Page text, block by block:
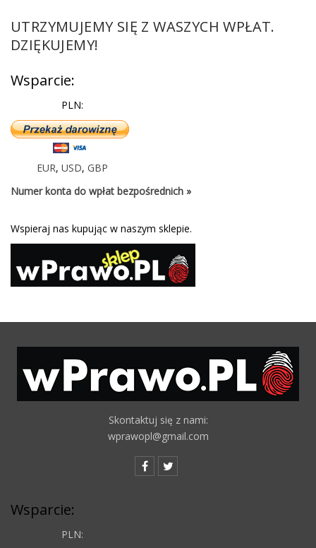
UTRZYMUJEMY SIĘ Z WASZYCH WPŁAT.
DZIĘKUJEMY!
Wsparcie:
PLN:
EUR, USD, GBP
Numer konta do wpłat bezpośrednich »
Wspieraj nas kupując w naszym sklepie.
Skontaktuj się z nami:
wprawopl@gmail.com
Wsparcie:
PLN: